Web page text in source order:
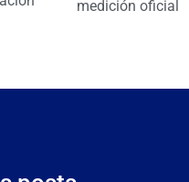
medición oficial